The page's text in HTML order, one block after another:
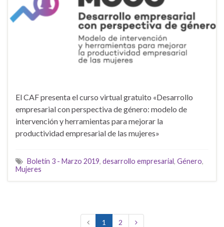
El CAF presenta el curso virtual gratuito «Desarrollo
empresarial con perspectiva de género: modelo de
intervención y herramientas para mejorar la
productividad empresarial de las mujeres»
Boletín 3 - Marzo 2019, desarrollo empresarial, Género,
Mujeres
1 2